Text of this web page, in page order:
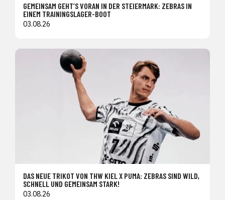
GEMEINSAM GEHT’S VORAN IN DER STEIERMARK: ZEBRAS IN
EINEM TRAININGSLAGER-BOOT
03.08.26
DAS NEUE TRIKOT VON THW KIEL X PUMA: ZEBRAS SIND WILD,
SCHNELL UND GEMEINSAM STARK!
03.08.26